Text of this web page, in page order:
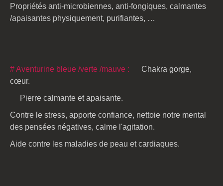
Propriétés anti-microbiennes, anti-fongiques, calmantes
/apaisantes physiquement, purifiantes, …
# Aventurine bleue /verte /mauve :
Chakra gorge,
cœur.
Pierre calmante et apaisante.
Contre le stress, apporte confiance, nettoie notre mental
des pensées négatives, calme l'agitation.
Aide contre les maladies de peau et cardiaques.